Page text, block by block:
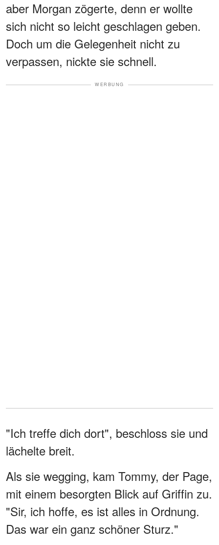
aber Morgan zögerte, denn er wollte
sich nicht so leicht geschlagen geben.
Doch um die Gelegenheit nicht zu
verpassen, nickte sie schnell.
WERBUNG
"Ich treffe dich dort", beschloss sie und
lächelte breit.
Als sie wegging, kam Tommy, der Page,
mit einem besorgten Blick auf Griffin zu.
"Sir, ich hoffe, es ist alles in Ordnung.
Das war ein ganz schöner Sturz."